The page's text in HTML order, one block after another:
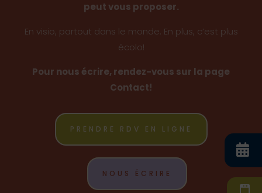

peut vous proposer.
En visio, partout dans le monde. En plus, c’est plus
écolo!
Pour nous écrire, rendez-vous sur la page
Contact!
PRENDRE RDV EN LIGNE
NOUS ÉCRIRE